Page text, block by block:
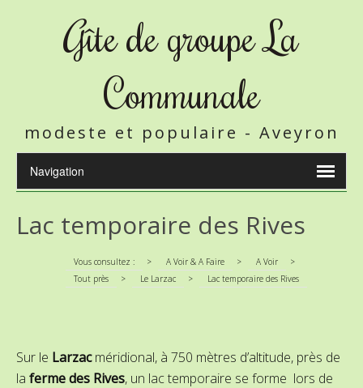
Gîte de groupe La
Communale
modeste et populaire - Aveyron
Lac temporaire des Rives
Vous consultez : > A Voir & A Faire > A Voir
>
Tout près
> Le Larzac > Lac temporaire des Rives
Sur le Larzacméridional, à 750 mètres d’altitude, près de
la ferme des Rives, un lac temporaire se forme lors de